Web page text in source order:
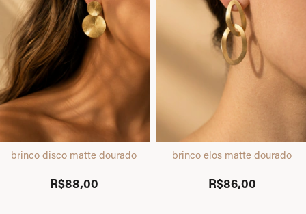
brinco disco matte dourado
R$88,00
brinco elos matte dourado
R$86,00